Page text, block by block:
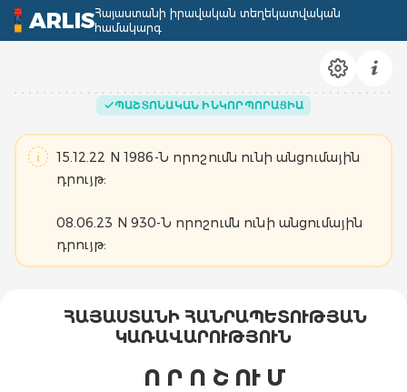
ARLISՀայաստանի իրավական տեղեկատվական
համակարգ
ՊԱՇՏՈՆԱԿԱՆ ԻՆԿՈՐՊՈՐԱՑԻԱ
15.12.22 N 1986-Ն որոշումն ունի անցումային
դրույթ:
08.06.23 N 930-Ն որոշումն ունի անցումային
դրույթ:
ՀԱՅԱՍՏԱՆԻ ՀԱՆՐԱՊԵՏՈՒԹՅԱՆ
ԿԱՌԱՎԱՐՈՒԹՅՈՒՆ
Ո Ր Ո Շ ՈՒ Մ